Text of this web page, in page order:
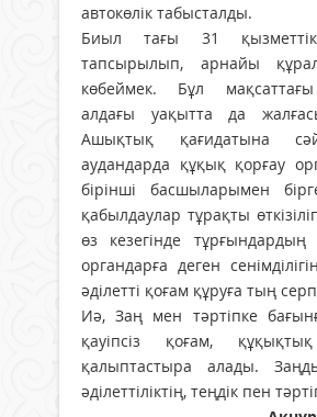
автокөлік табысталды.
Биыл тағы 31 қызметтік
тапсырылып, арнайы
көбеймек. Бұл
алдағы уақытта да
Ашықтық қағидатына
аудандарда құқық қорғау
бірінші басшыларымен
қабылдаулар тұрақты
өз кезегінде тұрғындардың
органдарға деген
әділетті қоғам құруға тың
Иә, Заң мен тәртіпке
қауіпсіз қоғам,
қалыптастыра алады.
әділеттіліктің, теңдік пен